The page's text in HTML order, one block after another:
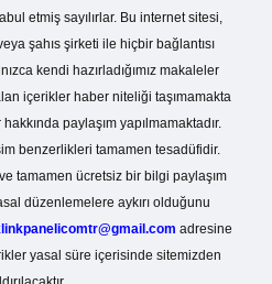
etmiş sayılırlar. Bu internet sitesi,
şahıs şirketi ile hiçbir bağlantısı
kendi hazırladığımız makaleler
içerikler haber niteliği taşımamakta
paylaşım yapılmamaktadır.
benzerlikleri tamamen tesadüfidir.
tamamen ücretsiz bir bilgi paylaşım
düzenlemelere aykırı olduğunu
adresine
yasal süre içerisinde sitemizden